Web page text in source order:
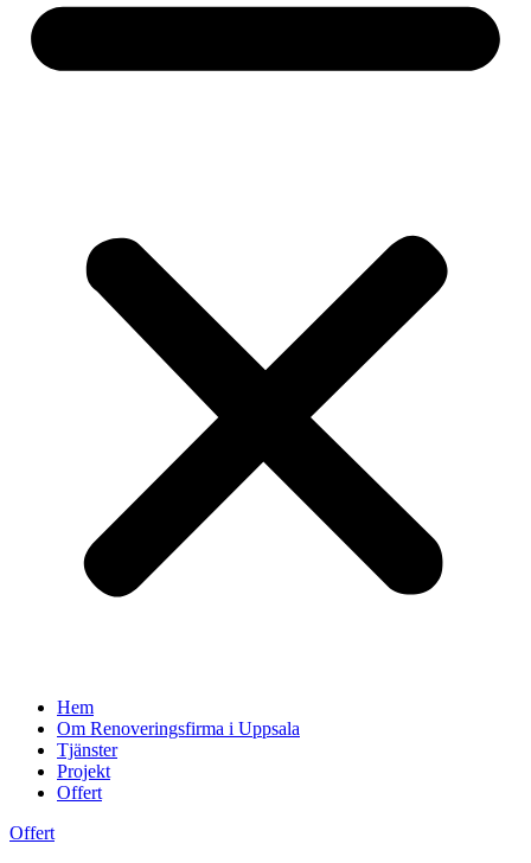
Hem
Om Renoveringsfirma i Uppsala
Tjänster
Projekt
Offert
Offert